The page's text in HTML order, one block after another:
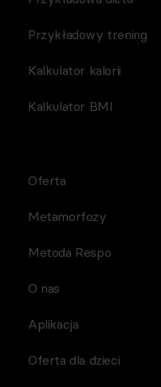
Przykładowy trening
Kalkulator kalorii
Kalkulator BMI
Oferta
Metamorfozy
Metoda Respo
O nas
Aplikacja
Oferta dla dzieci